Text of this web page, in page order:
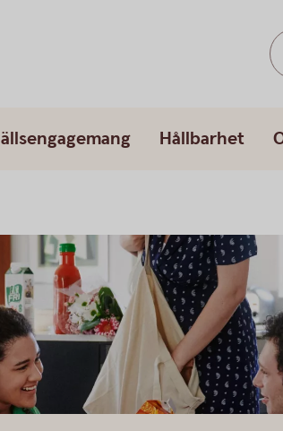
Hållbarhet